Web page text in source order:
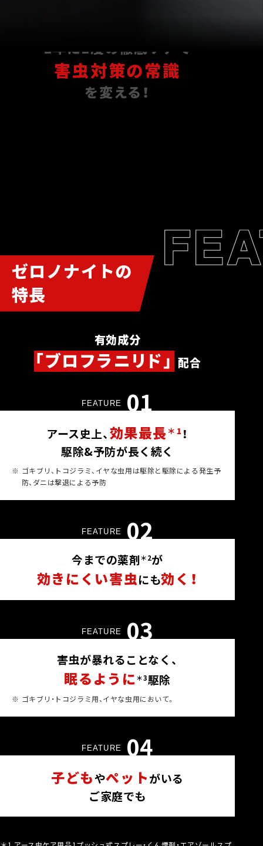
1年に1度の徹底ケアで
害虫対策の常識
を変える！
ゼロノナイトの
特長
有効成分
「ブロフラニリド」 配合
FEATURE 01
アース史上、効果最長 ＊1 ！
駆除&予防が長く続く
※ ゴキブリ、トコジラミ、イヤな虫用は駆除と駆除による発生予
防、ダニは撃退による予防
FEATURE 02
今までの薬剤＊2が
効きにくい害虫にも効く！
FEATURE 03
害虫が暴れることなく、
眠るように ＊3駆除
※ ゴキブリ・トコジラミ用、イヤな虫用において。
FEATURE 04
子どもやペットがいる
ご家庭でも